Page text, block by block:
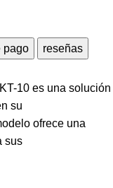
pago reseñas
10 es una solución
su
ofrece una
sus